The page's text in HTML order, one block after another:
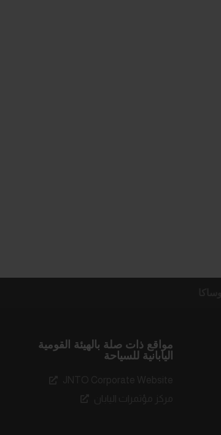
مواقع ذات صلة بالهيئة القومية
اليابانية للسياحة